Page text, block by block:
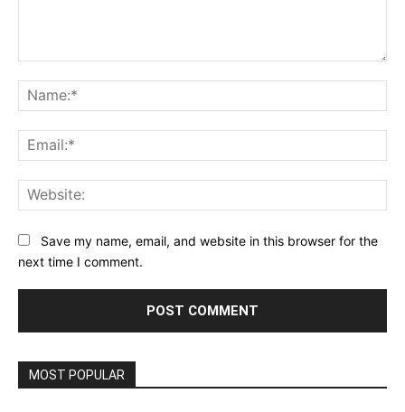
Save my name, email, and website in this browser for the
next time I comment.
MOST POPULAR